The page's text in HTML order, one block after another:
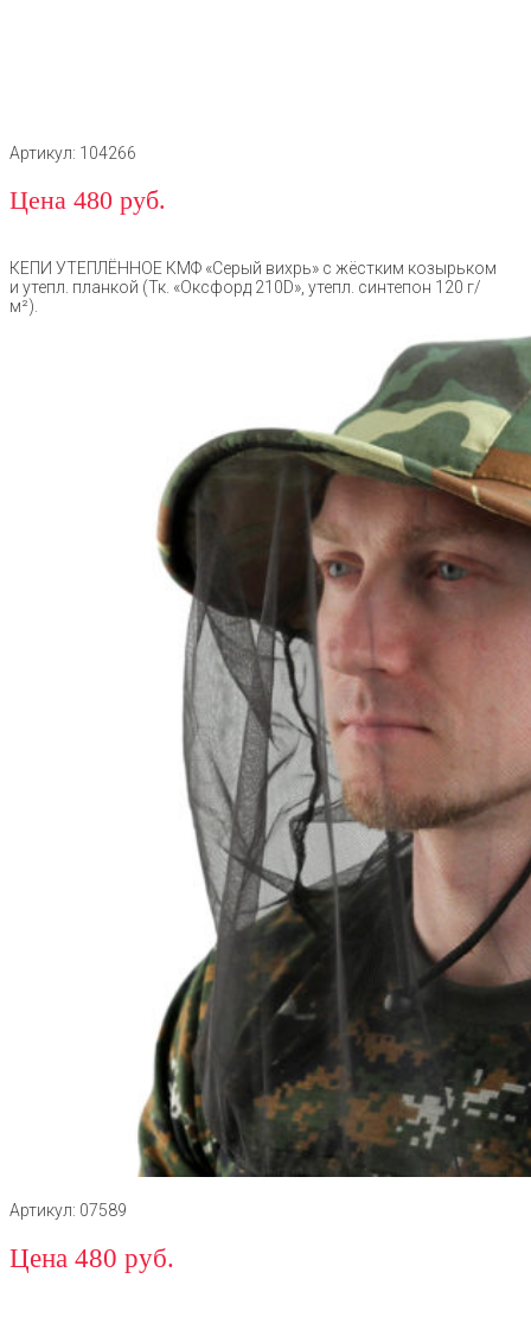
Артикул: 104266
Цена 480 руб.
КЕПИ УТЕПЛЁННОЕ КМФ «Серый вихрь» с жёстким козырьком
и утепл. планкой (Тк. «Оксфорд 210D», утепл. синтепон 120 г/
м²).
Артикул: 07589
Цена 480 руб.